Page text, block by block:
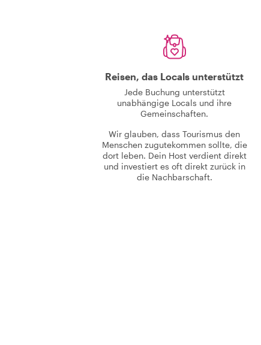
Reisen, das Locals unterstützt
Jede Buchung unterstützt
unabhängige Locals und ihre
Gemeinschaften.
Wir glauben, dass Tourismus den
Menschen zugutekommen sollte, die
dort leben. Dein Host verdient direkt
und investiert es oft direkt zurück in
die Nachbarschaft.